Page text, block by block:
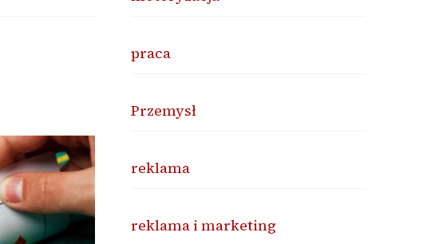
praca
Przemysł
reklama
reklama i marketing